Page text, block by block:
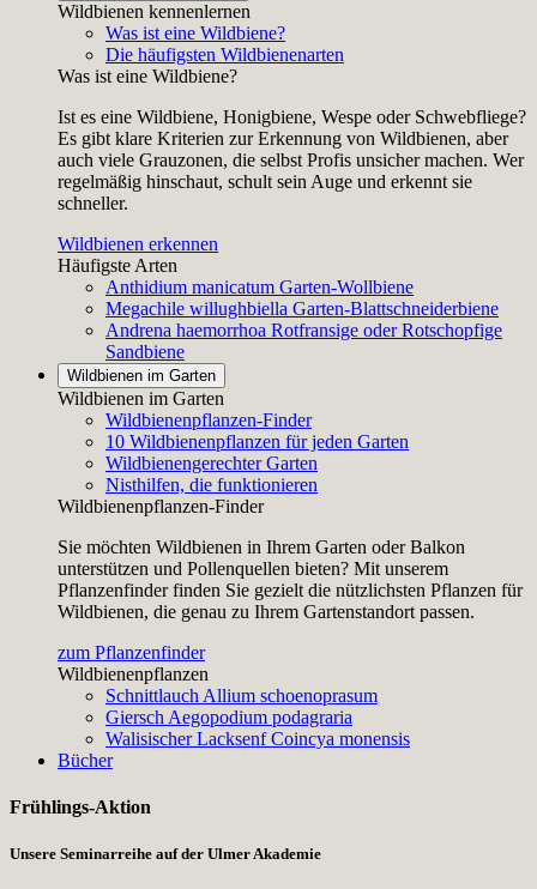
Wildbienen kennenlernen
Was ist eine Wildbiene?
Die häufigsten Wildbienenarten
Was ist eine Wildbiene?
Ist es eine Wildbiene, Honigbiene, Wespe oder Schwebfliege?
Es gibt klare Kriterien zur Erkennung von Wildbienen, aber
auch viele Grauzonen, die selbst Profis unsicher machen. Wer
regelmäßig hinschaut, schult sein Auge und erkennt sie
schneller.
Wildbienen erkennen
Häufigste Arten
Anthidium manicatum Garten-Wollbiene
Megachile willughbiella Garten-Blattschneiderbiene
Andrena haemorrhoa Rotfransige oder Rotschopfige
Sandbiene
Wildbienen im Garten
Wildbienen im Garten
Wildbienenpflanzen-Finder
10 Wildbienenpflanzen für jeden Garten
Wildbienengerechter Garten
Nisthilfen, die funktionieren
Wildbienenpflanzen-Finder
Sie möchten Wildbienen in Ihrem Garten oder Balkon
unterstützen und Pollenquellen bieten? Mit unserem
Pflanzenfinder finden Sie gezielt die nützlichsten Pflanzen für
Wildbienen, die genau zu Ihrem Gartenstandort passen.
zum Pflanzenfinder
Wildbienenpflanzen
Schnittlauch Allium schoenoprasum
Giersch Aegopodium podagraria
Walisischer Lacksenf Coincya monensis
Bücher
Frühlings-Aktion
Unsere Seminarreihe auf der Ulmer Akademie